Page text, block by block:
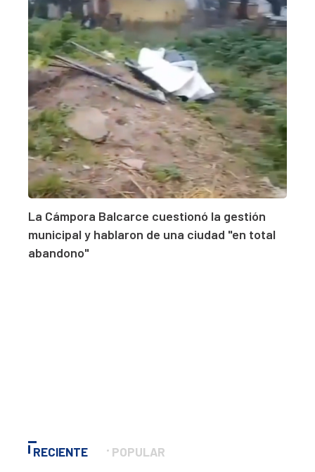
La Cámpora Balcarce cuestionó la gestión
municipal y hablaron de una ciudad "en total
abandono"
RECIENTE POPULAR